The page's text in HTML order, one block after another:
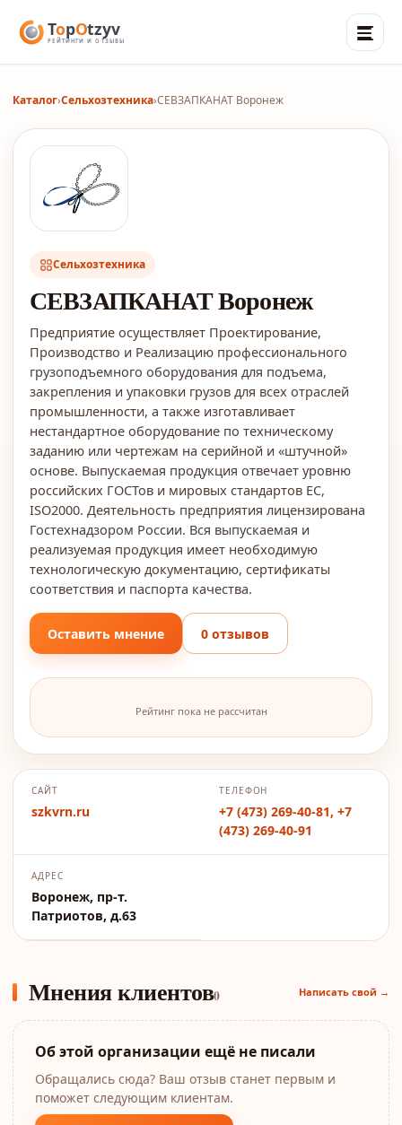
Каталог›Сельхозтехника›СЕВЗАПКАНАТ Воронеж
Сельхозтехника
СЕВЗАПКАНАТ Воронеж
Предприятие осуществляет Проектирование,
Производство и Реализацию профессионального
грузоподъемного оборудования для подъема,
закрепления и упаковки грузов для всех отраслей
промышленности, а также изготавливает
нестандартное оборудование по техническому
заданию или чертежам на серийной и «штучной»
основе. Выпускаемая продукция отвечает уровню
российских ГОСТов и мировых стандартов EC,
ISO2000. Деятельность предприятия лицензирована
Гостехнадзором России. Вся выпускаемая и
реализуемая продукция имеет необходимую
технологическую документацию, сертификаты
соответствия и паспорта качества.
Оставить мнение 0 отзывов
Рейтинг пока не рассчитан
САЙТ
szkvrn.ru
ТЕЛЕФОН
+7 (473) 269-40-81, +7
(473) 269-40-91
АДРЕС
Воронеж, пр-т.
Патриотов, д.63
Мнения клиентов0 Написать свой →
Об этой организации ещё не писали
Обращались сюда? Ваш отзыв станет первым и
поможет следующим клиентам.